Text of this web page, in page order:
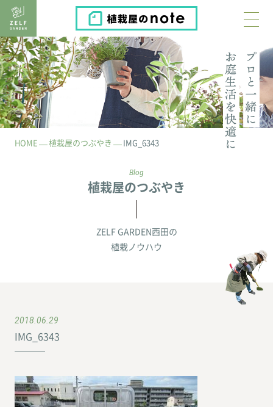
植栽屋のnote
HOME 植栽屋のつぶやき IMG_6343
Blog
植栽屋のつぶやき
ZELF GARDEN西田の
植栽ノウハウ
2018.06.29
IMG_6343